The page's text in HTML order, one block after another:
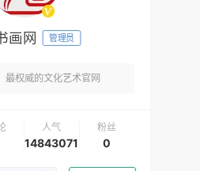
画网 管理员
最权威的文化艺术官网
人气
14843071
粉丝
0